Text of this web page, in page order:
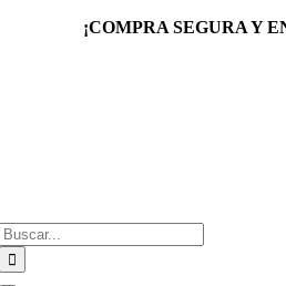
¡COMPRA SEGURA Y